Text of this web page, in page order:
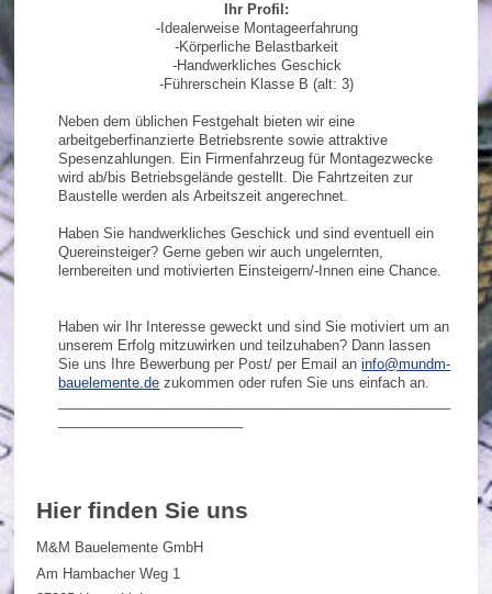
Ihr Profil:
-Idealerweise Montageerfahrung
-Körperliche Belastbarkeit
-Handwerkliches Geschick
-Führerschein Klasse B (alt: 3)
Neben dem üblichen Festgehalt bieten wir eine
arbeitgeberfinanzierte Betriebsrente sowie attraktive
Spesenzahlungen. Ein Firmenfahrzeug für Montagezwecke
wird ab/bis Betriebsgelände gestellt. Die Fahrtzeiten zur
Baustelle werden als Arbeitszeit angerechnet.
Haben Sie handwerkliches Geschick und sind eventuell ein
Quereinsteiger? Gerne geben wir auch ungelernten,
lernbereiten und motivierten Einsteigern/-Innen eine Chance.
Haben wir Ihr Interesse geweckt und sind Sie motiviert um an
unserem Erfolg mitzuwirken und teilzuhaben? Dann lassen
Sie uns Ihre Bewerbung per Post/ per Email aninfo@mundm-
bauelemente.de zukommen oder rufen Sie uns einfach an.
Hier finden Sie uns
M&M Bauelemente GmbH
Am Hambacher Weg 1